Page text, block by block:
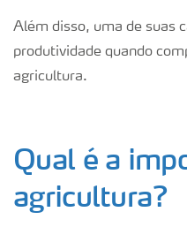
Além disso, uma de suas
produtividade quando
agricultura.
Qual é a
agricultura?